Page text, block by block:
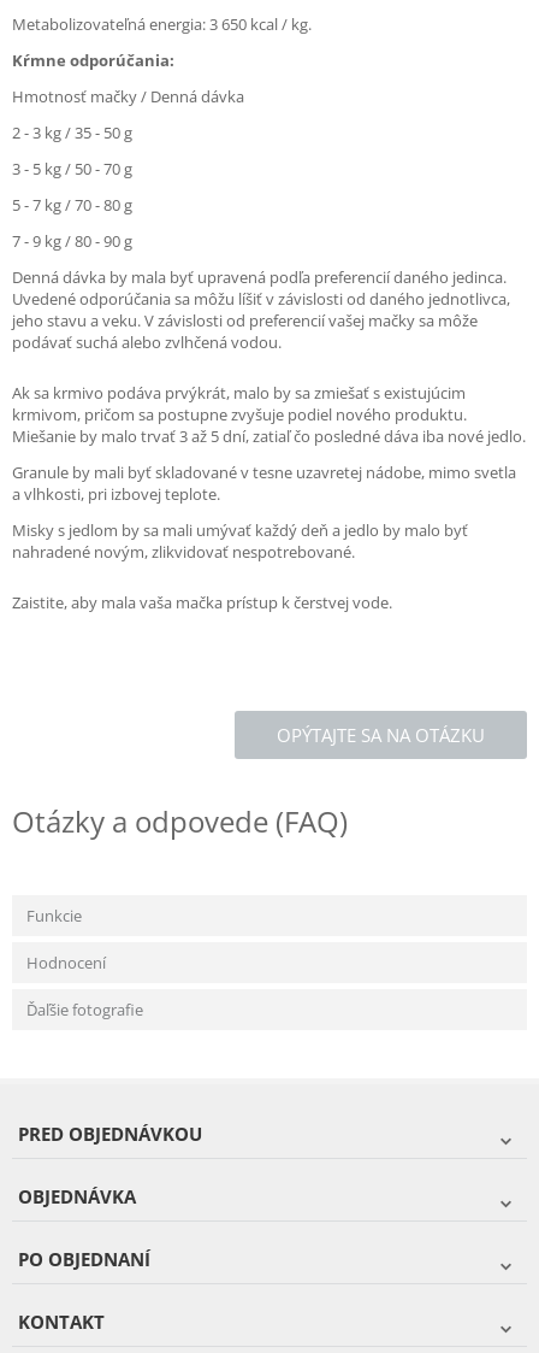
Metabolizovateľná energia: 3 650 kcal / kg.
Kŕmne odporúčania:
Hmotnosť mačky / Denná dávka
2 - 3 kg / 35 - 50 g
3 - 5 kg / 50 - 70 g
5 - 7 kg / 70 - 80 g
7 - 9 kg / 80 - 90 g
Denná dávka by mala byť upravená podľa preferencií daného jedinca.
Uvedené odporúčania sa môžu líšiť v závislosti od daného jednotlivca,
jeho stavu a veku. V závislosti od preferencií vašej mačky sa môže
podávať suchá alebo zvlhčená vodou.
Ak sa krmivo podáva prvýkrát, malo by sa zmiešať s existujúcim
krmivom, pričom sa postupne zvyšuje podiel nového produktu.
Miešanie by malo trvať 3 až 5 dní, zatiaľ čo posledné dáva iba nové jedlo.
Granule by mali byť skladované v tesne uzavretej nádobe, mimo svetla
a vlhkosti, pri izbovej teplote.
Misky s jedlom by sa mali umývať každý deň a jedlo by malo byť
nahradené novým, zlikvidovať nespotrebované.
Zaistite, aby mala vaša mačka prístup k čerstvej vode.
OPÝTAJTE SA NA OTÁZKU
Otázky a odpovede (FAQ)
Funkcie
Hodnocení
Ďaľšie fotografie
PRED OBJEDNÁVKOU
OBJEDNÁVKA
PO OBJEDNANÍ
KONTAKT